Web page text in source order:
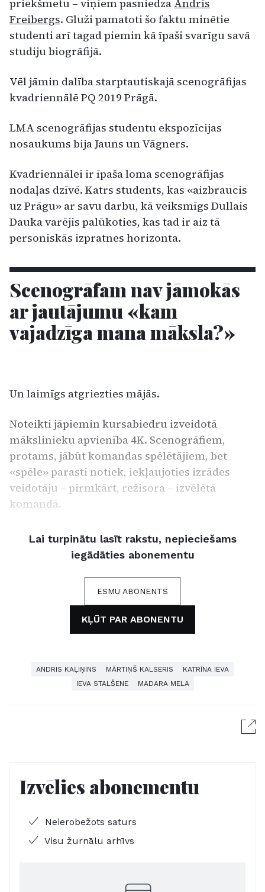
priekšmetu – viņiem pasniedza Andris
Freibergs. Gluži pamatoti šo faktu minētie
studenti arī tagad piemin kā īpaši svarīgu savā
studiju biogrāfijā.
Vēl jāmin dalība starptautiskajā scenogrāfijas
kvadriennālē PQ 2019 Prāgā.
LMA scenogrāfijas studentu ekspozīcijas
nosaukums bija Jauns un Vāgners.
Kvadriennālei ir īpaša loma scenogrāfijas
nodaļas dzīvē. Katrs students, kas «aizbraucis
uz Prāgu» ar savu darbu, kā veiksmīgs Dullais
Dauka varējis palūkoties, kas tad ir aiz tā
personiskās izpratnes horizonta.
Scenogrāfam nav jāmokās
ar jautājumu «kam
vajadzīga mana māksla?»
Un laimīgs atgriezties mājās.
Noteikti jāpiemin kursabiedru izveidotā
mākslinieku apvienība 4K. Scenogrāfiem,
protams, jābūt komandas spēlētājiem, bet
«spēle» parasti notiek, iekļaujoties izrādes
veidotāju – pirmkārt, režisora – izvēlētā
komandā.
Lai turpinātu lasīt rakstu, nepieciešams
iegādāties abonementu
ESMU ABONENTS
KĻŪT PAR ABONENTU
ANDRIS KAĻIŅINS MĀRTIŅŠ KALSERIS
KATRĪNA IEVA
IEVA STALŠENE
MADARA MELA
Izvēlies abonementu
Neierobežots saturs
Visu žurnālu arhīvs